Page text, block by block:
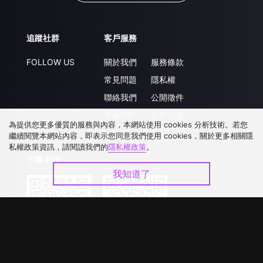
追蹤社群
FOLLOW US
客戶服務
關於我們
常見問題
聯絡我們
服務條款
隱私權
公開徵件
為提供您更多優質的服務與內容，本網站使用 cookies 分析技術。若您
繼續閱覽本網站內容，即表示您同意我們使用 cookies，關於更多相關隱
私權政策資訊，請閱讀我們的隱私權政策。
我知道了